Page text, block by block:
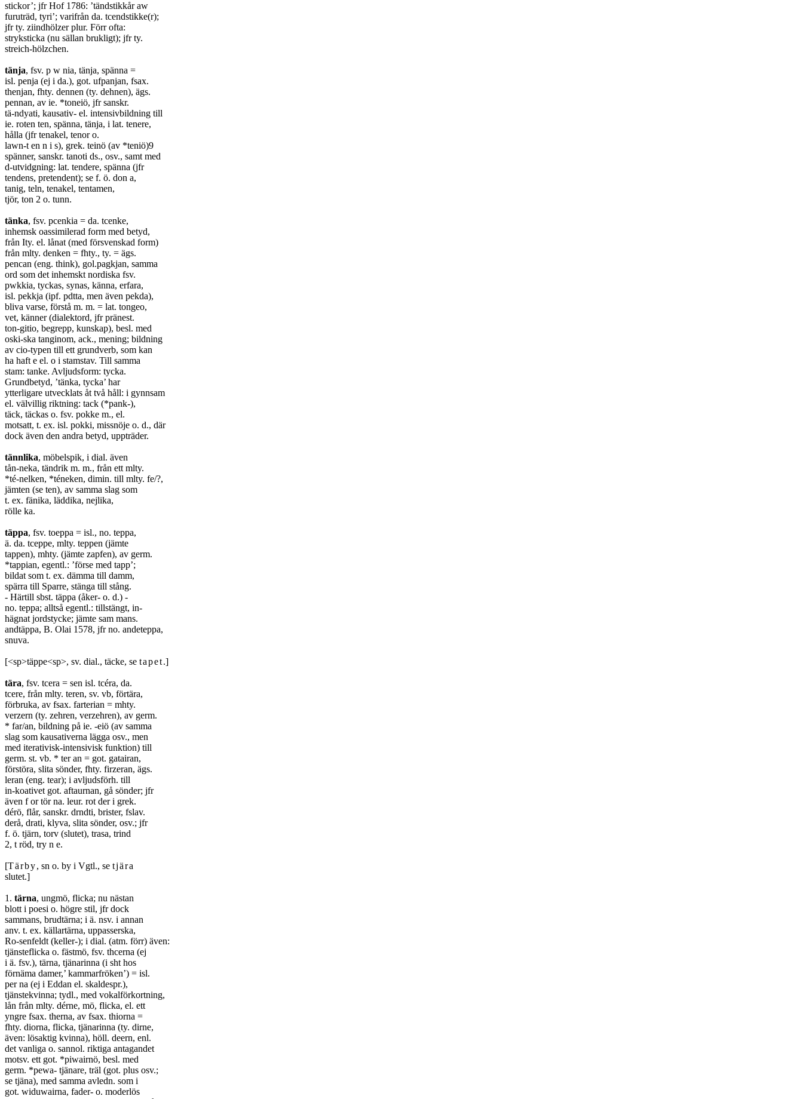
stickor’; jfr Hof 1786: ’tändstikkår aw
furuträd, tyri’; varifrån da. tcendstikke(r);
jfr ty. ziindhölzer plur. Förr ofta:
stryksticka (nu sällan brukligt); jfr ty.
streich-hölzchen.
tänja, fsv. p w nia, tänja, spänna =
isl. penja (ej i da.), got. ufpanjan, fsax.
thenjan, fhty. dennen (ty. dehnen), ägs.
pennan, av ie. *toneiö, jfr sanskr.
tä-ndyati, kausativ- el. intensivbildning till
ie. roten ten, spänna, tänja, i lat. tenere,
hålla (jfr tenakel, tenor o.
lawn-t en n i s), grek. teinö (av *teniö)9
spänner, sanskr. tanoti ds., osv., samt med
d-utvidgning: lat. tendere, spänna (jfr
tendens, pretendent); se f. ö. don a,
tanig, teln, tenakel, tentamen,
tjör, ton 2 o. tunn.
tänka, fsv. pcenkia = da. tcenke,
inhemsk oassimilerad form med betyd,
från Ity. el. lånat (med försvenskad form)
från mlty. denken = fhty., ty. = ägs.
pencan (eng. think), gol.pagkjan, samma
ord som det inhemskt nordiska fsv.
pwkkia, tyckas, synas, känna, erfara,
isl. pekkja (ipf. pdtta, men även pekda),
bliva varse, förstå m. m. = lat. tongeo,
vet, känner (dialektord, jfr pränest.
ton-gitio, begrepp, kunskap), besl. med
oski-ska tanginom, ack., mening; bildning
av cio-typen till ett grundverb, som kan
ha haft e el. o i stamstav. Till samma
stam: tanke. Avljudsform: tycka.
Grundbetyd, ’tänka, tycka’ har
ytterligare utvecklats åt två håll: i gynnsam
el. välvillig riktning: tack (*pank-),
täck, täckas o. fsv. pokke m., el.
motsatt, t. ex. isl. pokki, missnöje o. d., där
dock även den andra betyd, uppträder.
tännlika, möbelspik, i dial. även
tån-neka, tändrik m. m., från ett mlty.
*té-nelken, *téneken, dimin. till mlty. fe/?,
jämten (se ten), av samma slag som
t. ex. fänika, läddika, nejlika,
rölle ka.
täppa, fsv. toeppa = isl., no. teppa,
ä. da. tceppe, mlty. teppen (jämte
tappen), mhty. (jämte zapfen), av germ.
*tappian, egentl.: ’förse med tapp’;
bildat som t. ex. dämma till damm,
spärra till Sparre, stänga till stång.
- Härtill sbst. täppa (åker- o. d.) -
no. teppa; alltså egentl.: tillstängt, in-
hägnat jordstycke; jämte sam mans.
andtäppa, B. Olai 1578, jfr no. andeteppa,
snuva.
[<sp>täppe<sp>, sv. dial., täcke, se tapet.]
tära, fsv. tcera = sen isl. tcéra, da.
tcere, från mlty. teren, sv. vb, förtära,
förbruka, av fsax. farterian = mhty.
verzern (ty. zehren, verzehren), av germ.
* far/an, bildning på ie. -eiö (av samma
slag som kausativerna lägga osv., men
med iterativisk-intensivisk funktion) till
germ. st. vb. * ter an = got. gatairan,
förstöra, slita sönder, fhty. firzeran, ägs.
leran (eng. tear); i avljudsförh. till
in-koativet got. aftaurnan, gå sönder; jfr
även f or tör na. leur. rot der i grek.
dérö, flår, sanskr. drndti, brister, fslav.
derå, drati, klyva, slita sönder, osv.; jfr
f. ö. tjärn, torv (slutet), trasa, trind
2, t röd, try n e.
[Tärby, sn o. by i Vgtl., se tjära
slutet.]
1. tärna, ungmö, flicka; nu nästan
blott i poesi o. högre stil, jfr dock
sammans, brudtärna; i ä. nsv. i annan
anv. t. ex. källartärna, uppasserska,
Ro-senfeldt (keller-); i dial. (atm. förr) även:
tjänsteflicka o. fästmö, fsv. thcerna (ej
i ä. fsv.), tärna, tjänarinna (i sht hos
förnäma damer,’ kammarfröken’) = isl.
per na (ej i Eddan el. skaldespr.),
tjänstekvinna; tydl., med vokalförkortning,
lån från mlty. dérne, mö, flicka, el. ett
yngre fsax. therna, av fsax. thiorna =
fhty. diorna, flicka, tjänarinna (ty. dirne,
även: lösaktig kvinna), höll. deern, enl.
det vanliga o. sannol. riktiga antagandet
motsv. ett got. *piwairnö, besl. med
germ. *pewa- tjänare, träl (got. plus osv.;
se tjäna), med samma avledn. som i
got. widuwairna, fader- o. moderlös